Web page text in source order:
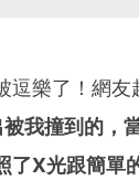
樂了！網
我撞到的，
X光跟簡單